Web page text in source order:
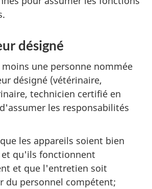
désigné
une personne nommée
désigné (vétérinaire,
technicien certifié en
les responsabilités
les appareils soient bien
qu'ils fonctionnent
et que l'entretien soit
du personnel compétent;